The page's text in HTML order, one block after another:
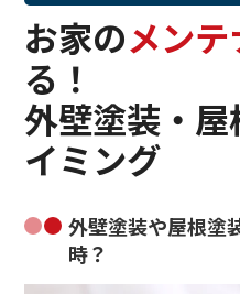
お家のメン
る！
外壁塗装・
イミング
外壁塗装や屋根塗
時？